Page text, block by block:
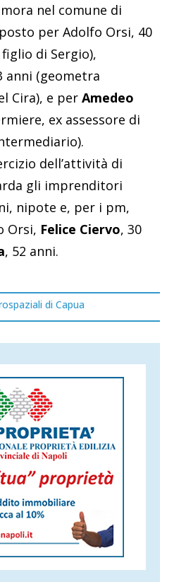
nel comune di
per Adolfo Orsi, 40
di Sergio),
anni (geometra
Cira), e per Amedeo
ex assessore di
dell’attività di
gli imprenditori
nipote e, per i pm,
Orsi, Felice Ciervo, 30
, 52 anni.
di Capua